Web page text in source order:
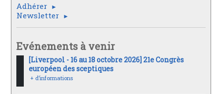
Adhérer
Newsletter
Evénements à venir
[Liverpool - 16 au 18 octobre 2026] 21e Congrès
européen des sceptiques
+ d’informations